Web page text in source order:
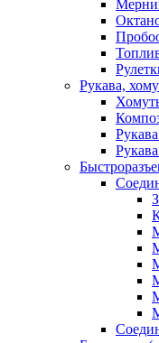
Рукава,